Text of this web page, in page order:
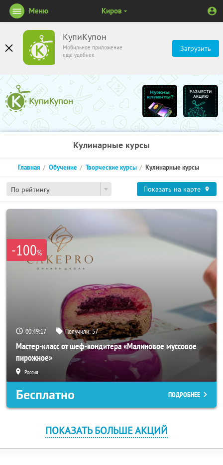
КупиКупон
Мобильное приложение
ещё удобнее
Загрузить
Меню Киров
Кулинарные курсы
По рейтингу
Главная Обучение Творческие курсы Кулинарные курсы
Показать на карте
-100%
00:49:17 Получили:57
Мастер-класс от шеф-кондитера «Малиновое муссовое
пирожное»
Россия
Бесплатно ПОДРОБНЕЕ
ПОКАЗАТЬ БОЛЬШЕ АКЦИЙ